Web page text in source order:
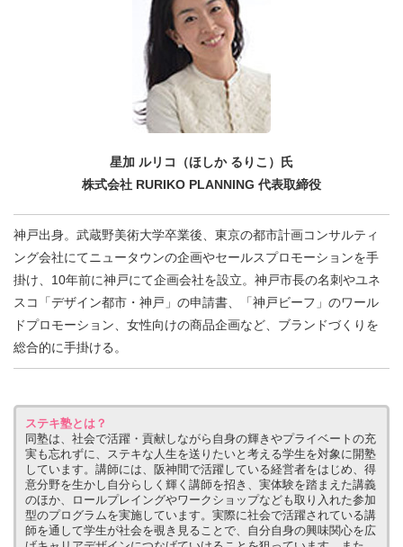
星加 ルリコ（ほしか るりこ）氏
株式会社 RURIKO PLANNING 代表取締役
神戸出身。武蔵野美術大学卒業後、東京の都市計画コンサルティ
ング会社にてニュータウンの企画やセールスプロモーションを手
掛け、10年前に神戸にて企画会社を設立。神戸市長の名刺やユネ
スコ「デザイン都市・神戸」の申請書、「神戸ビーフ」のワール
ドプロモーション、女性向けの商品企画など、ブランドづくりを
総合的に手掛ける。
ステキ塾とは？
同塾は、社会で活躍・貢献しながら自身の輝きやプライベートの充
実も忘れずに、ステキな人生を送りたいと考える学生を対象に開塾
しています。講師には、阪神間で活躍している経営者をはじめ、得
意分野を生かし自分らしく輝く講師を招き、実体験を踏まえた講義
のほか、ロールプレイングやワークショップなども取り入れた参加
型のプログラムを実施しています。実際に社会で活躍されている講
師を通して学生が社会を覗き見ることで、自分自身の興味関心を広